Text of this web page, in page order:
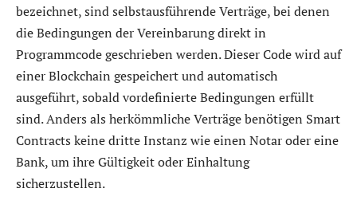
bezeichnet, sind selbstausführende Verträge, bei denen
die Bedingungen der Vereinbarung direkt in
Programmcode geschrieben werden. Dieser Code wird auf
einer Blockchain gespeichert und automatisch
ausgeführt, sobald vordefinierte Bedingungen erfüllt
sind. Anders als herkömmliche Verträge benötigen Smart
Contracts keine dritte Instanz wie einen Notar oder eine
Bank, um ihre Gültigkeit oder Einhaltung
sicherzustellen.